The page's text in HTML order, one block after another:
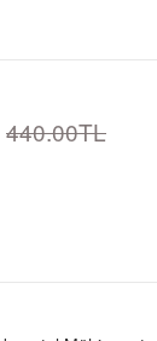
440.00TL